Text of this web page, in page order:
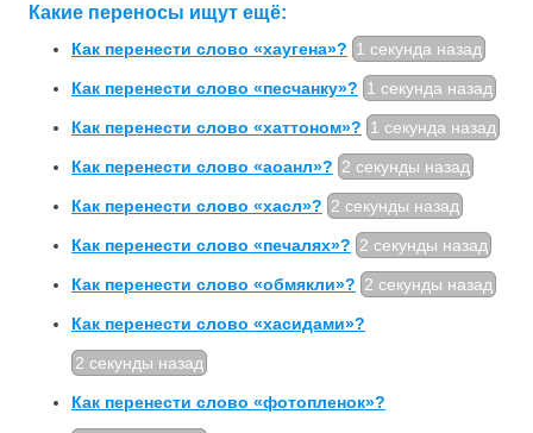
Какие переносы ищут ещё:
Как перенести слово «хаугена»? 1 секунда назад
Как перенести слово «песчанку»? 1 секунда назад
Как перенести слово «хаттоном»? 1 секунда назад
Как перенести слово «аоанл»? 2 секунды назад
Как перенести слово «хасл»? 2 секунды назад
Как перенести слово «печалях»? 2 секунды назад
Как перенести слово «обмякли»? 2 секунды назад
Как перенести слово «хасидами»?
2 секунды назад
Как перенести слово «фотопленок»?